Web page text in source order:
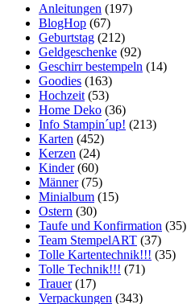
Anleitungen (197)
BlogHop (67)
Geburtstag (212)
Geldgeschenke (92)
Geschirr bestempeln (14)
Goodies (163)
Hochzeit (53)
Home Deko (36)
Info Stampin´up! (213)
Karten (452)
Kerzen (24)
Kinder(60)
Männer(75)
Minialbum (15)
Ostern (30)
Taufe und Konfirmation (35)
Team StempelART (37)
Tolle Kartentechnik!!! (35)
Tolle Technik!!! (71)
Trauer(17)
Verpackungen (343)